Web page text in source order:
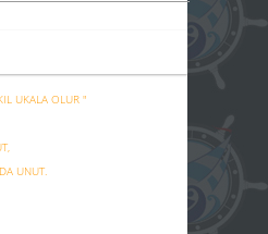
UKALA OLUR "
UNUT.